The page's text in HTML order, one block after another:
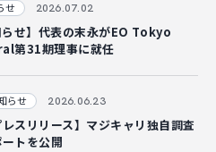
せ 2026.07.02
らせ】代表の末永がEO Tokyo
第31期理事に就任
らせ 2026.06.23
レスリリース】マジキャリ独自調査
ートを公開